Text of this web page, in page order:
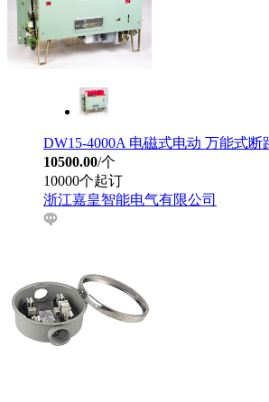
DW15-4000A 电磁式电动 万能式断
10500.00/个
10000个起订
浙江嘉皇智能电气有限公司